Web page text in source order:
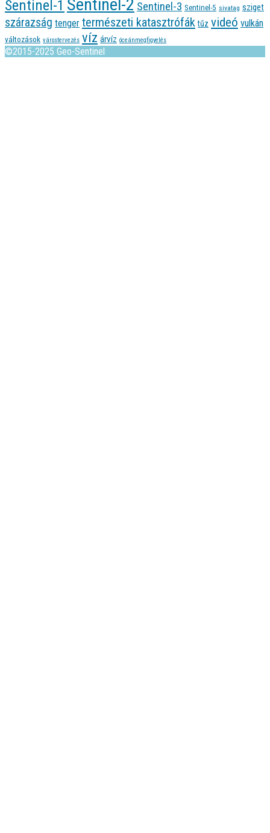
Sentinel-1 Sentinel-2 Sentinel-3 Sentinel-5 sivatag sziget
szárazság tenger természeti katasztrófák tűz videó vulkán
változások várostervezés víz árvíz óceánmegfigyelés
©2015-2025 Geo-Sentinel